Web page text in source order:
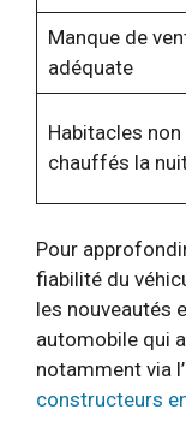
Manque de
adéquate
Habitacles non
chauffés la
Pour
fiabilité du
les nouveautés
automobile qui
notamment via
constructeurs